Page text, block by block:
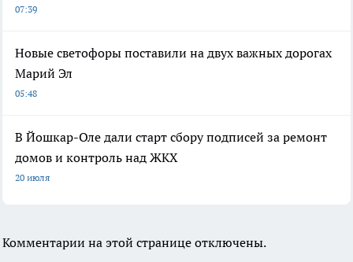
07:39
Новые светофоры поставили на двух важных дорогах
Марий Эл
05:48
В Йошкар-Оле дали старт сбору подписей за ремонт
домов и контроль над ЖКХ
20 июля
Комментарии на этой странице отключены.